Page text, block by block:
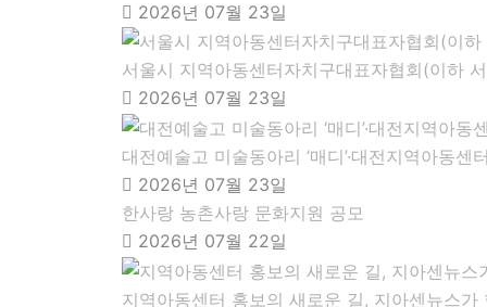
2026년 07월 23일
서울시 지역아동센터자치구대표자협회(이하
2026년 07월 23일
대전예술고 미술동아리 ‘매디’·대전지역아동
2026년 07월 23일
한사랑 농촌사랑 문화지원 공모
2026년 07월 22일
지역아동센터 홍보의 새로운 길, 지아센뉴스가